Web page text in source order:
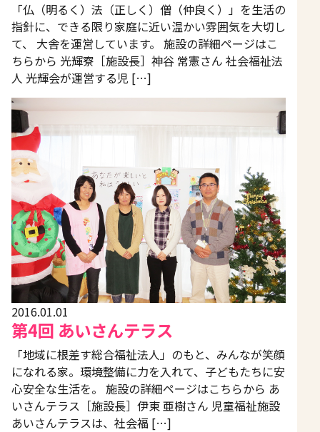
「仏（明るく）法（正しく）僧（仲良く）」を生活の
指針に、できる限り家庭に近い温かい雰囲気を大切し
て、 大舎を運営しています。 施設の詳細ページはこ
ちらから 光輝寮［施設長］神谷 常憲さん 社会福祉法
人 光輝会が運営する児 […]
2016.01.01
第4回 あいさんテラス
「地域に根差す総合福祉法人」のもと、みんなが笑顔
になれる家。環境整備に力を入れて、子どもたちに安
心安全な生活を。 施設の詳細ページはこちらから あ
いさんテラス［施設長］伊東 亜樹さん 児童福祉施設
あいさんテラスは、社会福 […]